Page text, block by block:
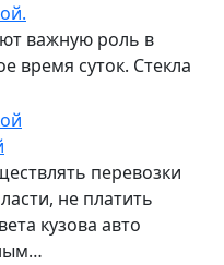
важную роль в
время суток. Стекла
перевозки
не платить
кузова авто